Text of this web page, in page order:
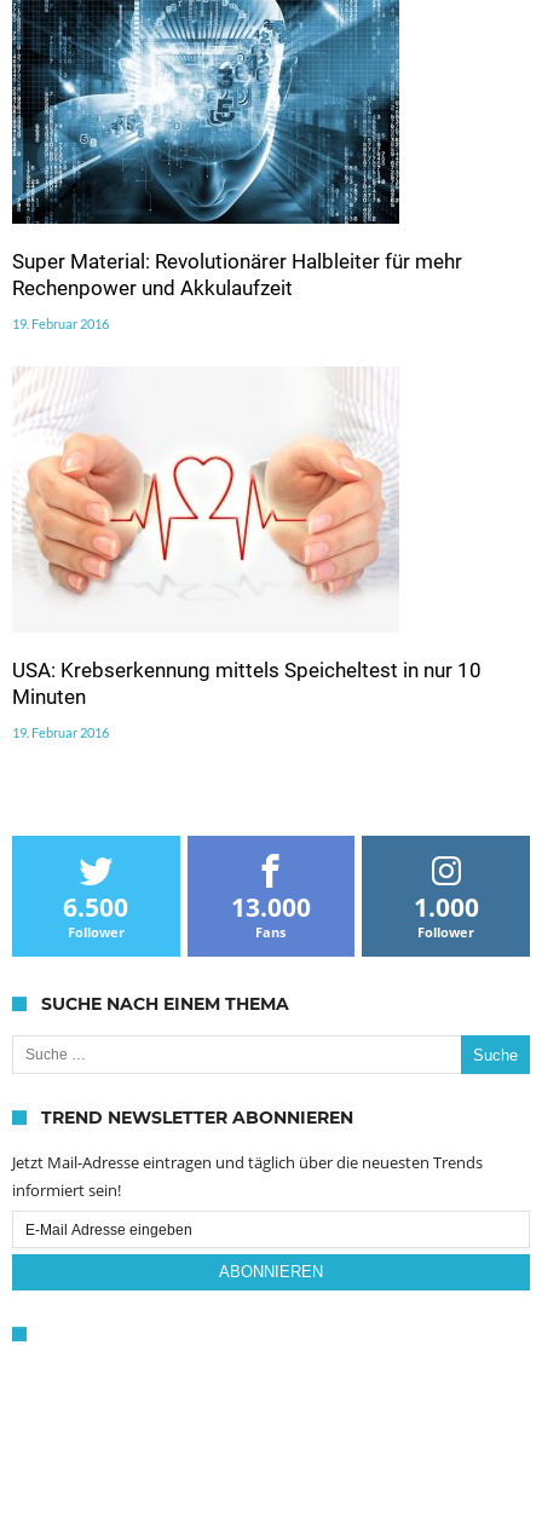
Super Material: Revolutionärer Halbleiter für mehr
Rechenpower und Akkulaufzeit
19. Februar 2016
USA: Krebserkennung mittels Speicheltest in nur 10
Minuten
19. Februar 2016
6.500
Follower
13.000
Fans
1.000
Follower
SUCHE NACH EINEM THEMA
Suche nach:
TREND NEWSLETTER ABONNIEREN
Jetzt Mail-Adresse eintragen und täglich über die neuesten Trends
informiert sein!
Email
Subscription
ABONNIEREN